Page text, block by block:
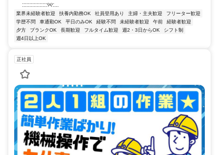
:::::::::::::::::୨୧:...
業界未経験者歓迎 扶養内勤務OK 社員登用あり 主婦・主夫歓迎
フリーター歓迎
学歴不問
車通勤OK 平日のみOK 経験不問 未経験者歓迎 午前
経験者歓迎
夕方
ブランクOK 長期歓迎 フルタイム歓迎 週2・3日からOK
シフト制
週4日以上OK
正社員